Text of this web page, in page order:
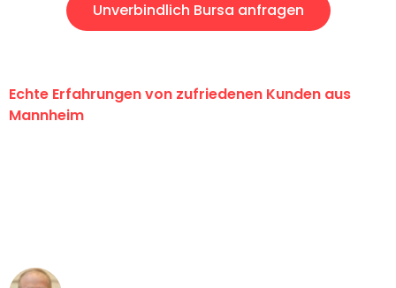
Unverbindlich Bursa anfragen
Echte Erfahrungen von zufriedenen Kunden aus
Mannheim